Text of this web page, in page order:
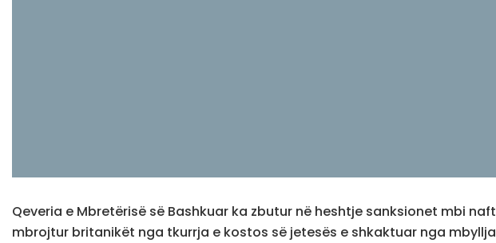
Qeveria e Mbretërisë së Bashkuar ka zbutur në heshtje sanksionet mbi
mbrojtur britanikët nga tkurrja e kostos së jetesës e shkaktuar nga